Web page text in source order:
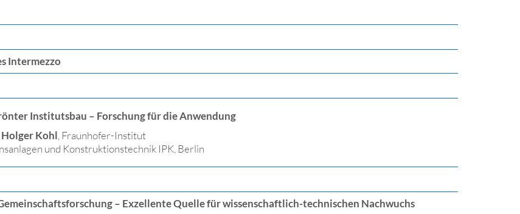
Intermezzo
Institutsbau – Forschung für die Anwendung
Holger Kohl , Fraunhofer-Institut
und Konstruktionstechnik IPK, Berlin
– Exzellente Quelle für wissenschaftlich-technischen Nachwuchs